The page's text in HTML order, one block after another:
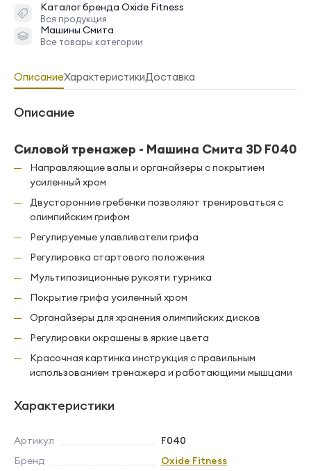
Каталог бренда Oxide Fitness
Вся продукция
Машины Смита
Все товары категории
ОписаниеХарактеристикиДоставка
Описание
Силовой тренажер - Машина Смита 3D F040
Направляющие валы и органайзеры с покрытием
усиленный хром
Двусторонние гребенки позволяют тренироваться с
олимпийским грифом
Регулируемые улавливатели грифа
Регулировка стартового положения
Мультипозиционные рукояти турника
Покрытие грифа усиленный хром
Органайзеры для хранения олимпийских дисков
Регулировки окрашены в яркие цвета
Красочная картинка инструкция с правильным
использованием тренажера и работающими мышцами
Характеристики
Артикул
F040
Бренд
Oxide Fitness